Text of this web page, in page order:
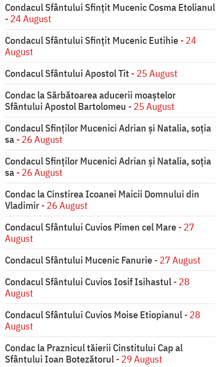
Condacul Sfântului Sfinţit Mucenic Cosma Etolianul
- 24 August
Condacul Sfântului Sfinţit Mucenic Eutihie- 24
August
Condacul Sfântului Apostol Tit - 25 August
Condac la Sărbătoarea aducerii moaştelor
Sfântului Apostol Bartolomeu - 25 August
Condacul Sfinţilor Mucenici Adrian şi Natalia, soţia
sa- 26 August
Condacul Sfinţilor Mucenici Adrian şi Natalia, soţia
sa- 26 August
Condac la Cinstirea Icoanei Maicii Domnului din
Vladimir- 26 August
Condacul Sfântului Cuvios Pimen cel Mare- 27
August
Condacul Sfântului Mucenic Fanurie- 27 August
Condacul Sfântului Cuvios Iosif Isihastul- 28
August
Condacul Sfântului Cuvios Moise Etiopianul- 28
August
Condac la Praznicul tăierii Cinstitului Cap al
Sfântului Ioan Botezătorul- 29 August